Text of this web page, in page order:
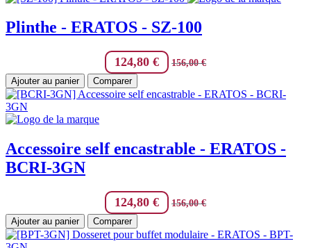
Plinthe - ERATOS - SZ-100
124,80 € 156,00€
Ajouter au panier
Comparer
Accessoire self encastrable - ERATOS -
BCRI-3GN
124,80 € 156,00€
Ajouter au panier
Comparer